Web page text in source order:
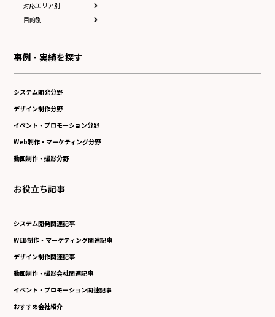
対応エリア別
目的別
事例・実績を探す
システム開発分野
デザイン制作分野
イベント・プロモーション分野
Web制作・マーケティング分野
動画制作・撮影分野
お役立ち記事
システム開発関連記事
WEB制作・マーケティング関連記事
デザイン制作関連記事
動画制作・撮影会社関連記事
イベント・プロモーション関連記事
おすすめ会社紹介